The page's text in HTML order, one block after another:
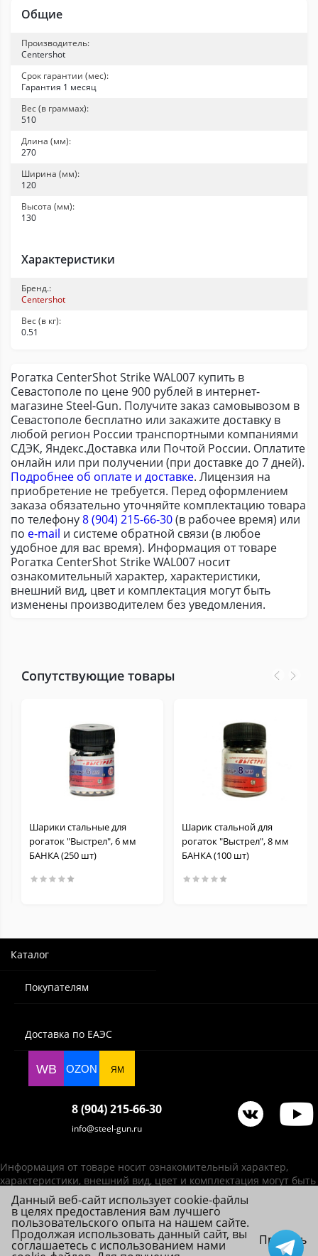
Общие
Производитель:
Centershot
Срок гарантии (мес):
Гарантия 1 месяц
Вес (в граммах):
510
Длина (мм):
270
Ширина (мм):
120
Высота (мм):
130
Характеристики
Бренд.:
Centershot
Вес (в кг):
0.51
Рогатка CenterShot Strike WAL007 купить в
Севастополе по цене 900 рублей в интернет-
магазине Steel-Gun. Получите заказ самовывозом в
Севастополе бесплатно или закажите доставку в
любой регион России транспортными компаниями
СДЭК, Яндекс.Доставка или Почтой России. Оплатите
онлайн или при получении (при доставке до 7 дней).
Подробнее об оплате и доставке. Лицензия на
приобретение не требуется. Перед оформлением
заказа обязательно уточняйте комплектацию товара
по телефону8 (904) 215-66-30(в рабочее время) или
по e-mail и системе обратной связи (в любое
удобное для вас время). Информация от товаре
Рогатка CenterShot Strike WAL007 носит
ознакомительный характер, характеристики,
внешний вид, цвет и комплектация могут быть
изменены производителем без уведомления.
Сопутствующие товары
Шарики стальные для
рогаток "Выстрел", 6 мм
БАНКА (250 шт)
Шарик стальной для
рогаток "Выстрел", 8 мм
БАНКА (100 шт)
Каталог
Покупателям
Доставка по ЕАЭС
WB OZON ЯМ
8 (904) 215-66-30
info@steel-gun.ru
Информация от товаре носит ознакомительный характер,
характеристики, внешний вид, цвет и комплектация могут быть
изменены производителем без уведомления.
ИП Фролова А. В., ОГРНИП 314784720200492
© 2026 Steel-Gun (Стил Ган) - оптовый интернет-магазин ножей, пневматики,
товаров для страйкбола и туризма.
Данный веб-сайт использует cookie-файлы
в целях предоставления вам лучшего
пользовательского опыта на нашем сайте.
Продолжая использовать данный сайт, вы
соглашаетесь с использованием нами Принять